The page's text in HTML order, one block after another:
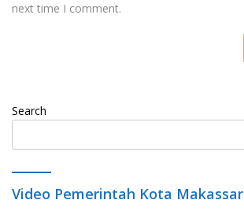
next time I comment.
Search
Video Pemerintah Kota Makassar